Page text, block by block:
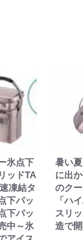
氷点下
ッドTA
凍結タ
下パッ
下パッ
中～氷
暑い
に出
のク
「ハ
スリ
造で